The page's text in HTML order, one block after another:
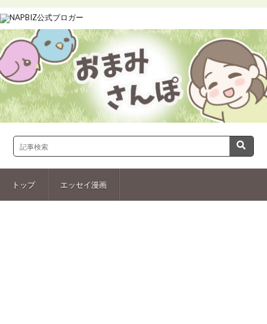
トップ エッセイ漫画